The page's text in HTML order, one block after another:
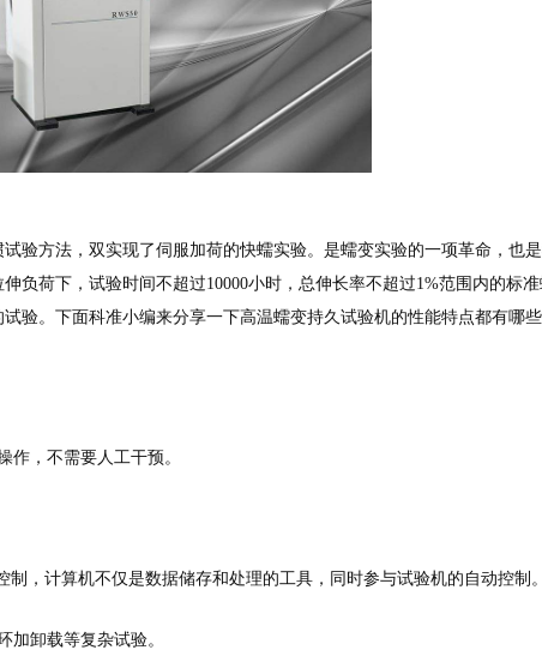
验方法，双实现了伺服加荷的快蠕实验。是蠕变实验的一项革命，也
负荷下，试验时间不超过10000小时，总伸长率不超过1%范围内的标
验。下面科准小编来分享一下高温蠕变持久试验机的性能特点都有哪
作，不需要人工干预。
，计算机不仅是数据储存和处理的工具，同时参与试验机的自动控制。
加卸载等复杂试验。